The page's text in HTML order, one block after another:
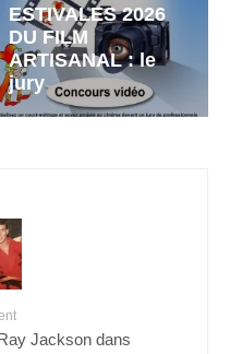
ESTIVALES 2026
DU FILM
ARTISANAL : le
jury
Jackson dans